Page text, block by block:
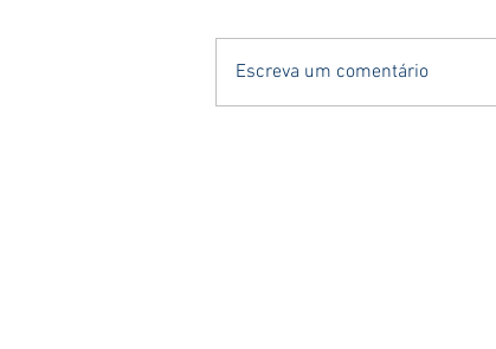
Escreva um comentário